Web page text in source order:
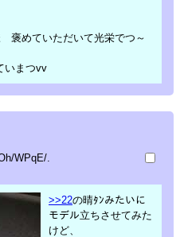
めていただいて光栄でつ～
いまつvv
WPqE/.
>>22の晴ﾀﾝみたいに
モデル立ちさせてみた
けど、